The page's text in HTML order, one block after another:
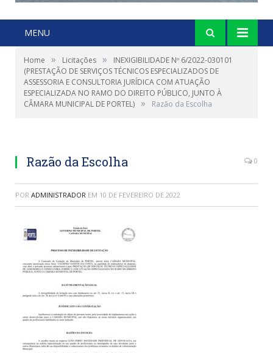
MENU
Home » Licitações »
INEXIGIBILIDADE Nº 6/2022-030101
(PRESTAÇÃO DE SERVIÇOS TÉCNICOS ESPECIALIZADOS DE
ASSESSORIA E CONSULTORIA JURÍDICA COM ATUAÇÃO
ESPECIALIZADA NO RAMO DO DIREITO PÚBLICO, JUNTO À
CÂMARA MUNICIPAL DE PORTEL) » Razão da Escolha
Razão da Escolha 0
POR ADMINISTRADOR EM 10 DE FEVEREIRO DE 2022